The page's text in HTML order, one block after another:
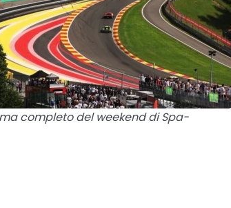
completo del weekend di Spa-